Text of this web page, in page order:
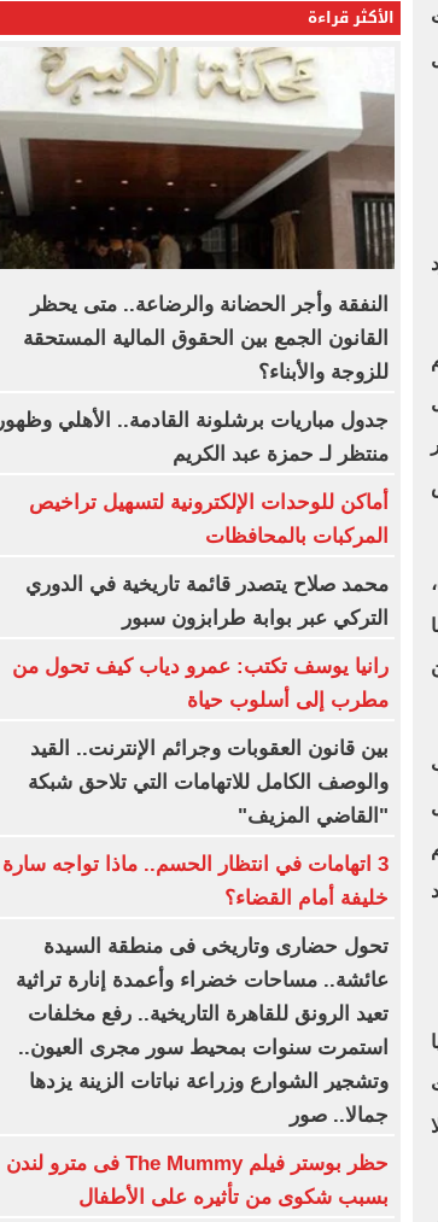
الأكثر قراءة
النفقة وأجر الحضانة والرضاعة.. متى يحظر
القانون الجمع بين الحقوق المالية المستحقة
للزوجة والأبناء؟
جدول مباريات برشلونة القادمة.. الأهلي وظهور
منتظر لـ حمزة عبد الكريم
أماكن للوحدات الإلكترونية لتسهيل تراخيص
المركبات بالمحافظات
محمد صلاح يتصدر قائمة تاريخية في الدوري
التركي عبر بوابة طرابزون سبور
رانيا يوسف تكتب: عمرو دياب كيف تحول من
مطرب إلى أسلوب حياة
بين قانون العقوبات وجرائم الإنترنت.. القيد
والوصف الكامل للاتهامات التي تلاحق شبكة
"القاضي المزيف"
3 اتهامات في انتظار الحسم.. ماذا تواجه سارة
خليفة أمام القضاء؟
تحول حضارى وتاريخى فى منطقة السيدة
عائشة.. مساحات خضراء وأعمدة إنارة تراثية
تعيد الرونق للقاهرة التاريخية.. رفع مخلفات
استمرت سنوات بمحيط سور مجرى العيون..
وتشجير الشوارع وزراعة نباتات الزينة يزدها
جمالا.. صور
حظر بوستر فيلم The Mummy فى مترو لندن
بسبب شكوى من تأثيره على الأطفال